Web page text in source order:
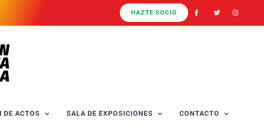
HAZTE SOCIO
DE ACTOS SALA DE EXPOSICIONES CONTACTO